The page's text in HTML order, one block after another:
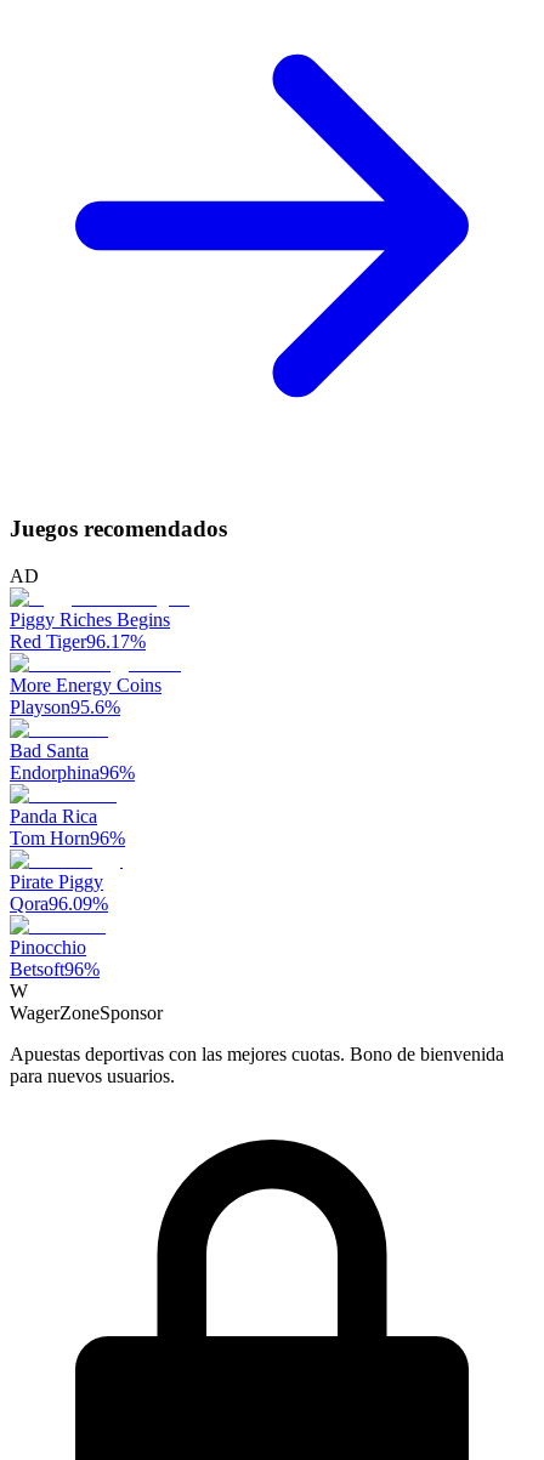
Juegos recomendados
AD
Piggy Riches Begins
Red Tiger96.17%
More Energy Coins
Playson95.6%
Bad Santa
Endorphina96%
Panda Rica
Tom Horn96%
Pirate Piggy
Qora96.09%
Pinocchio
Betsoft96%
W
WagerZoneSponsor
Apuestas deportivas con las mejores cuotas. Bono de bienvenida
para nuevos usuarios.